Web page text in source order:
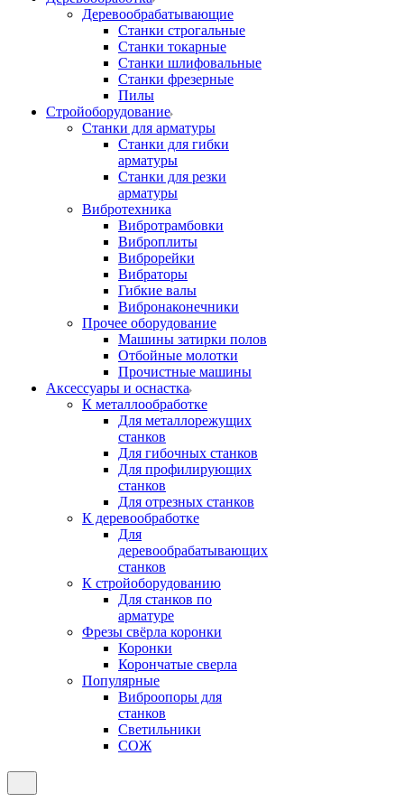
Деревообрабатывающие
Станки строгальные
Станки токарные
Станки шлифовальные
Станки фрезерные
Пилы
Стройоборудование
Станки для арматуры
Станки для гибки
арматуры
Станки для резки
арматуры
Вибротехника
Вибротрамбовки
Виброплиты
Виброрейки
Вибраторы
Гибкие валы
Вибронаконечники
Прочее оборудование
Машины затирки полов
Отбойные молотки
Прочистные машины
Аксeccyapы и оснастка
К металлообработке
Для металлорежущих
станков
Для гибочных станков
Для профилирующих
станков
Для отрезных станков
К деревообработке
Для
деревообрабатывающих
станков
К стройоборудованию
Для станков по
арматуре
Фрезы свёрла коронки
Коронки
Корончатые сверла
Популярные
Виброопоры для
станков
Светильники
СОЖ